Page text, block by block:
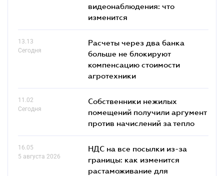
видеонаблюдения: что
изменится
13.13
Сегодня
Расчеты через два банка
больше не блокируют
компенсацию стоимости
агротехники
11.02
Сегодня
Собственники нежилых
помещений получили аргумент
против начислений за тепло
16.05
5 августа 2026
НДС на все посылки из-за
границы: как изменится
растаможивание для